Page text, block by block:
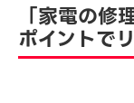
「家電の修
ポイントで